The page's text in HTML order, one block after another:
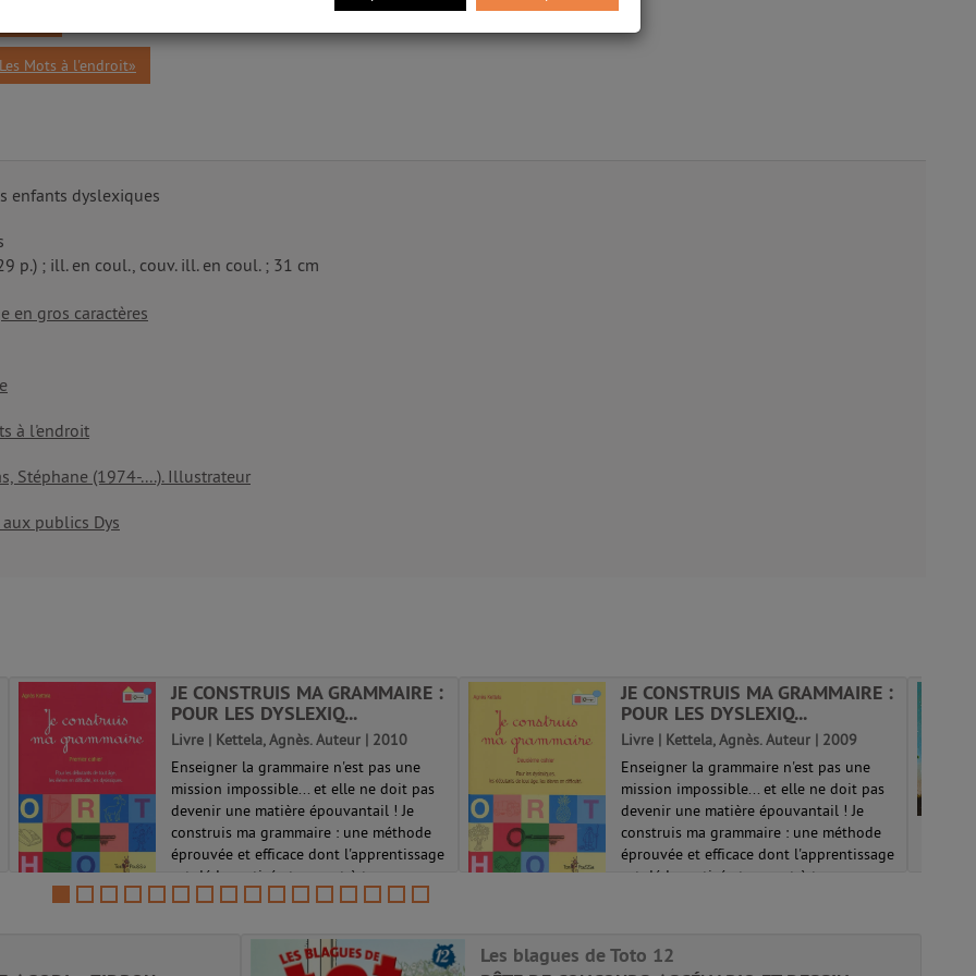
Mots à l'endroit»
enfants dyslexiques
p.) ; ill. en coul., couv. ill. en coul. ; 31 cm
en gros caractères
à l'endroit
Stéphane (1974-....). Illustrateur
publics Dys
JE CONSTRUIS MA GRAMMAIRE :
POUR LES DYSLEXIQ...
Livre | Kettela, Agnès. Auteur | 2010
Enseigner la grammaire n'est pas une
mission impossible... et elle ne doit pas
devenir une matière épouvantail ! Je
construis ma grammaire : une méthode
éprouvée et efficace dont l'apprentissage
est dédramatisé et permet à tous ce...
JE CONSTRUIS MA GRAMMAIRE :
POUR LES DYSLEXIQ...
Livre | Kettela, Agnès. Auteur | 2009
Enseigner la grammaire n'est pas une
mission impossible... et elle ne doit pas
devenir une matière épouvantail ! Je
construis ma grammaire : une méthode
éprouvée et efficace dont l'apprentissage
est dédramatisé et permet à tous ce...
Les blagues de Toto 12